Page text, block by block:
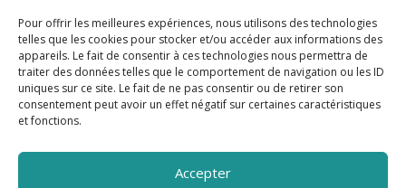
Pour offrir les meilleures expériences, nous utilisons des technologies
telles que les cookies pour stocker et/ou accéder aux informations des
appareils. Le fait de consentir à ces technologies nous permettra de
traiter des données telles que le comportement de navigation ou les ID
uniques sur ce site. Le fait de ne pas consentir ou de retirer son
consentement peut avoir un effet négatif sur certaines caractéristiques
et fonctions.
Accepter
FAIRE UN DON